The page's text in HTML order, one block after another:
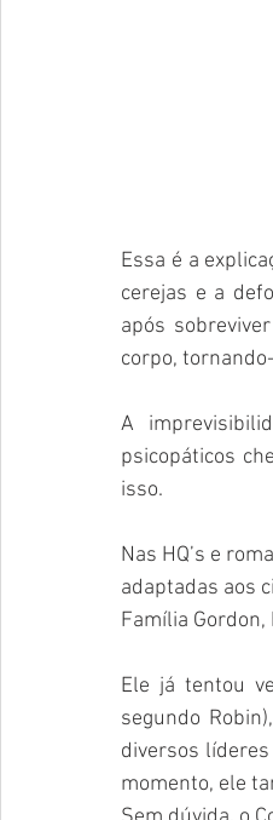
Essa é a
cerejas e a
após
corpo,
A
psicopáticos
isso.
Nas HQ’s e
adaptadas aos
Família
Ele já tentou
segundo
diversos
momento, ele